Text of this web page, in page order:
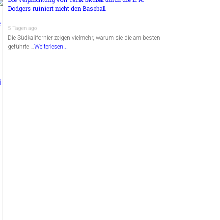
Dodgers ruiniert nicht den Baseball
5 Tagen ago
Die Südkalifornier zeigen vielmehr, warum sie die am besten
geführte …Weiterlesen...